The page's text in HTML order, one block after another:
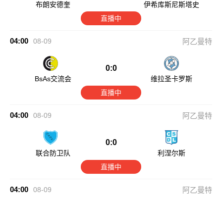
布朗安德奎
伊希库斯尼斯塔史
直播中
04:00 08-09 阿乙曼特
BsAs交流会
0:0
维拉圣卡罗斯
直播中
04:00 08-09 阿乙曼特
联合防卫队
0:0
利涅尔斯
直播中
04:00 08-09 阿乙曼特